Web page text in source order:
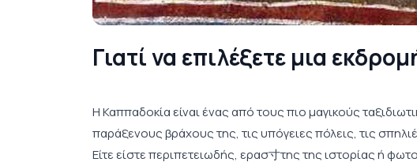
Γιατί να επιλέξετε μια
Η Καππαδοκία είναι ένας από τους πιο μαγικούς
παράξενους βράχους της, τις υπόγειες πόλεις, τις
Είτε είστε περιπετειωδής, ερασ寸της της ιστορίας ή